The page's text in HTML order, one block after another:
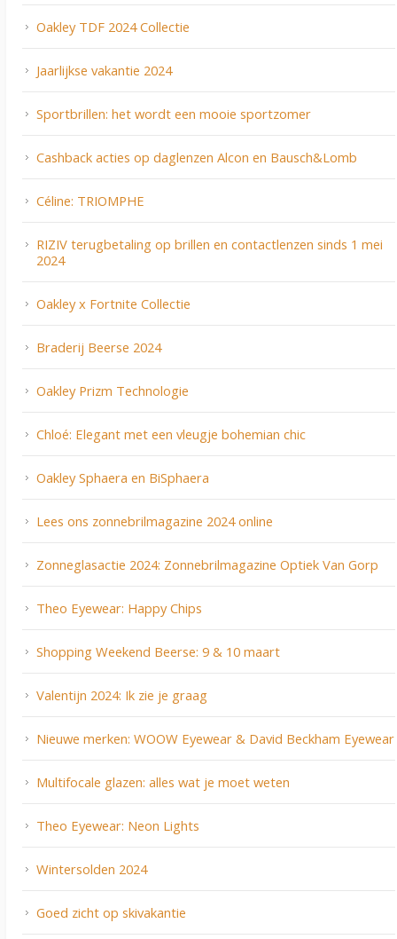
Oakley TDF 2024 Collectie
Jaarlijkse vakantie 2024
Sportbrillen: het wordt een mooie sportzomer
Cashback acties op daglenzen Alcon en Bausch&Lomb
Céline: TRIOMPHE
RIZIV terugbetaling op brillen en contactlenzen sinds 1 mei
2024
Oakley x Fortnite Collectie
Braderij Beerse 2024
Oakley Prizm Technologie
Chloé: Elegant met een vleugje bohemian chic
Oakley Sphaera en BiSphaera
Lees ons zonnebrilmagazine 2024 online
Zonneglasactie 2024: Zonnebrilmagazine Optiek Van Gorp
Theo Eyewear: Happy Chips
Shopping Weekend Beerse: 9 & 10 maart
Valentijn 2024: Ik zie je graag
Nieuwe merken: WOOW Eyewear & David Beckham Eyewear
Multifocale glazen: alles wat je moet weten
Theo Eyewear: Neon Lights
Wintersolden 2024
Goed zicht op skivakantie